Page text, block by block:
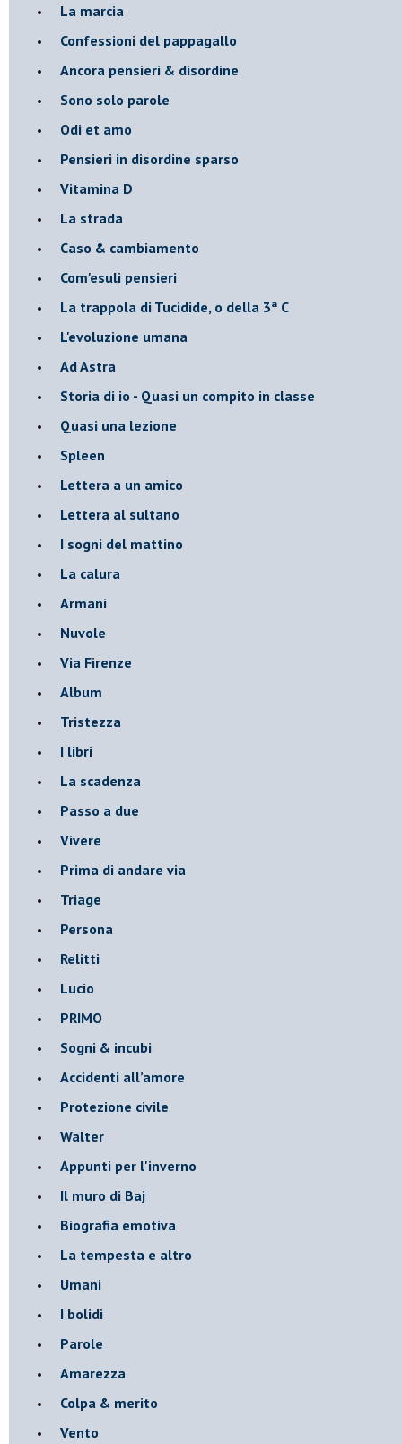
La marcia
Confessioni del pappagallo
Ancora pensieri & disordine
Sono solo parole
Odi et amo
Pensieri in disordine sparso
Vitamina D
La strada
Caso & cambiamento
Com'esuli pensieri
La trappola di Tucidide, o della 3ª C
L'evoluzione umana
Ad Astra
Storia di io - Quasi un compito in classe
Quasi una lezione
Spleen
Lettera a un amico
Lettera al sultano
I sogni del mattino
La calura
Armani
Nuvole
Via Firenze
Album
Tristezza
I libri
La scadenza
Passo a due
Vivere
Prima di andare via
Triage
Persona
Relitti
Lucio
PRIMO
Sogni & incubi
Accidenti all’amore
Protezione civile
Walter
Appunti per l'inverno
Il muro di Baj
Biografia emotiva
La tempesta e altro
Umani
I bolidi
Parole
Amarezza
Colpa & merito
Vento